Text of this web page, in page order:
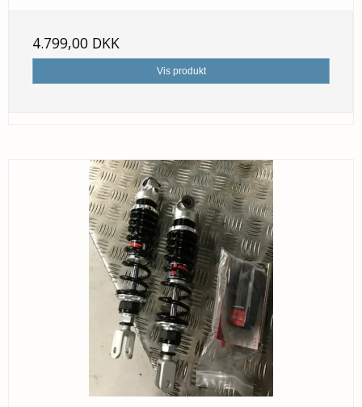
4.799,00 DKK
Vis produkt